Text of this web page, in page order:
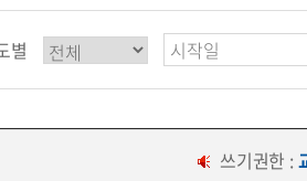
별
쓰기권한 :